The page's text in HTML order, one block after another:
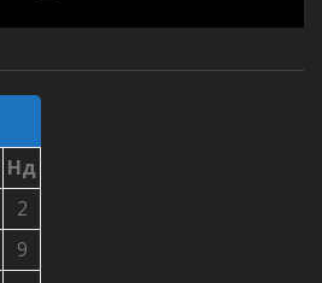
Нд
2
9